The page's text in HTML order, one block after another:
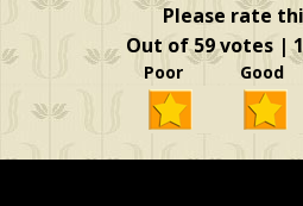
Please rate
Out of 59 votes |
Poor